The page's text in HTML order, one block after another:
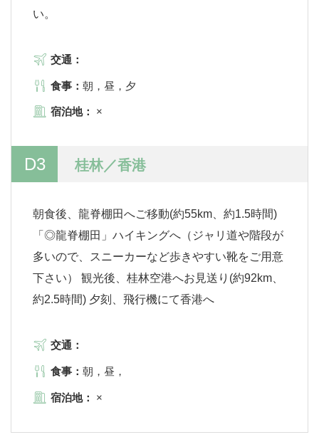
い。
交通：
食事： 朝，昼，夕
宿泊地： ×
D3 桂林／香港
朝食後、龍脊棚田へご移動(約55km、約1.5時間)
「◎龍脊棚田」ハイキングへ（ジャリ道や階段が
多いので、スニーカーなど歩きやすい靴をご用意
下さい） 観光後、桂林空港へお見送り(約92km、
約2.5時間) 夕刻、飛行機にて香港へ
交通：
食事： 朝，昼，
宿泊地： ×